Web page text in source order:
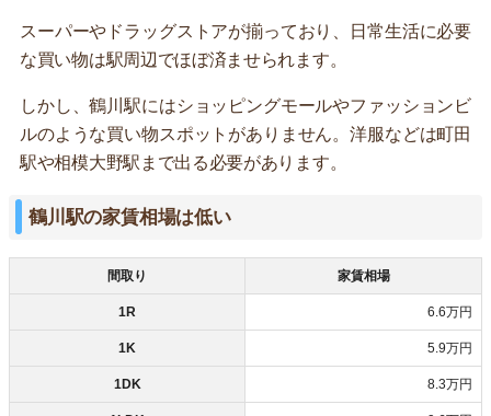
スーパーやドラッグストアが揃っており、日常生活に必要
な買い物は駅周辺でほぼ済ませられます。
しかし、鶴川駅にはショッピングモールやファッションビ
ルのような買い物スポットがありません。洋服などは町田
駅や相模大野駅まで出る必要があります。
鶴川駅の家賃相場は低い
間取り 家賃相場
1R 6.6万円
1K 5.9万円
1DK 8.3万円